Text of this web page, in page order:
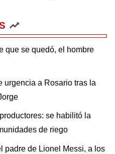
que se quedó, el hombre
urgencia a Rosario tras la
se habilitó la
de riego
padre de Lionel Messi, a los